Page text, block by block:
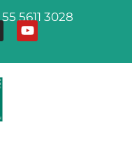
5611 3028
Y
o
t